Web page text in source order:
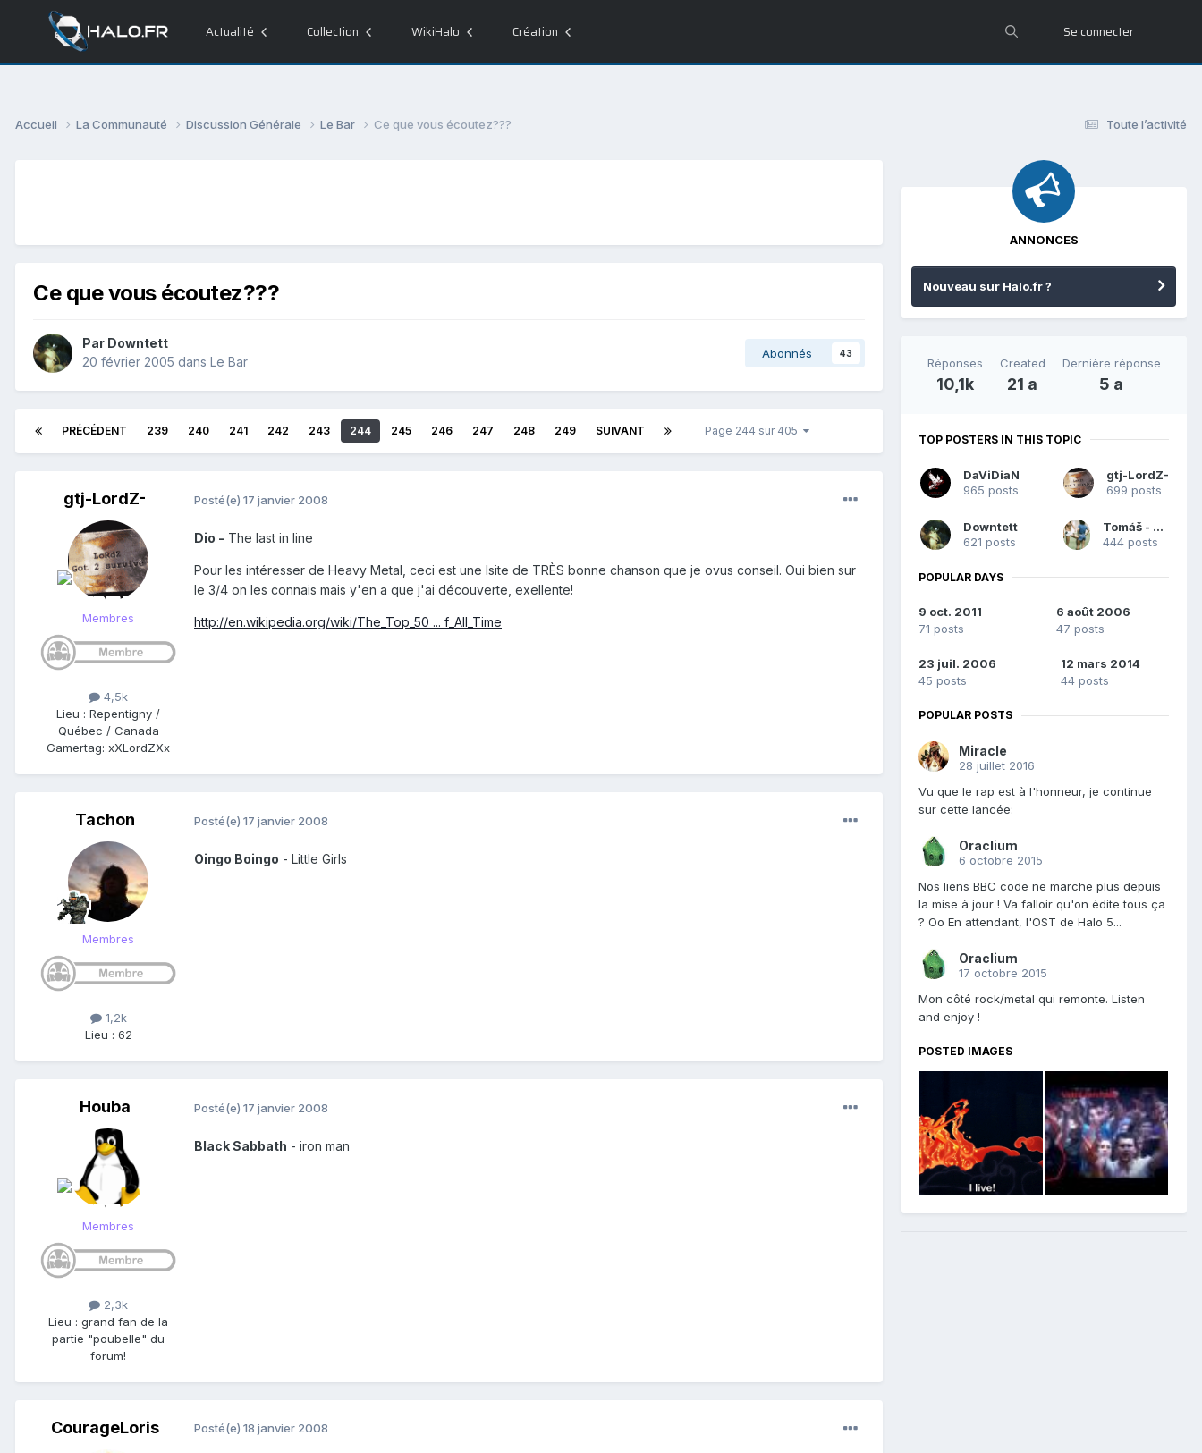
Actualité Collection WikiHalo Création Se connecter
Toute l’activité
Accueil La Communauté Discussion Générale Le Bar Ce que vous écoutez???
Ce que vous écoutez???
Par Downtett
20 février 2005 dans Le Bar
Abonnés 43
PRÉCÉDENT 239 240 241 242 243 244 245 246 247 248 249 SUIVANT Page 244 sur 405
gtj-LordZ-
Membres
4,5k
Lieu : Repentigny /
Québec / Canada
Gamertag: xXLordZXx
Posté(e) 17 janvier 2008
Dio - The last in line
Pour les intéresser de Heavy Metal, ceci est une lsite de TRÈS bonne chanson que je ovus conseil. Oui bien sur
le 3/4 on les connais mais y'en a que j'ai découverte, exellente!
http://en.wikipedia.org/wiki/The_Top_50 ... f_All_Time
Tachon
Membres
1,2k
Lieu : 62
Posté(e) 17 janvier 2008
Oingo Boingo - Little Girls
Houba
Membres
2,3k
Lieu : grand fan de la
partie "poubelle" du
forum!
Posté(e) 17 janvier 2008
Black Sabbath - iron man
CourageLoris Posté(e) 18 janvier 2008
ANNONCES
Nouveau sur Halo.fr ?
Réponses
10,1k
Created
21 a
Dernière réponse
5 a
TOP POSTERS IN THIS TOPIC
DaViDiaN
965 posts
gtj-LordZ-
699 posts
Downtett
621 posts
Tomáš - GTJ
444 posts
POPULAR DAYS
9 oct. 2011
71 posts
6 août 2006
47 posts
23 juil. 2006
45 posts
12 mars 2014
44 posts
POPULAR POSTS
Miracle
28 juillet 2016
Vu que le rap est à l'honneur, je continue
sur cette lancée:
Oraclium
6 octobre 2015
Nos liens BBC code ne marche plus depuis
la mise à jour ! Va falloir qu'on édite tous ça
? Oo En attendant, l'OST de Halo 5...
Oraclium
17 octobre 2015
Mon côté rock/metal qui remonte. Listen
and enjoy !
POSTED IMAGES